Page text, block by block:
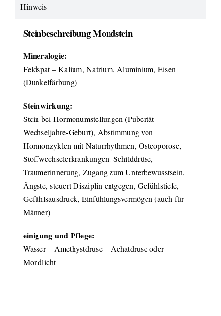
Hinweis
Steinbeschreibung Mondstein
Mineralogie:
Feldspat – Kalium, Natrium, Aluminium, Eisen
(Dunkelfärbung)
Steinwirkung:
Stein bei Hormonumstellungen (Pubertät-
Wechseljahre-Geburt), Abstimmung von
Hormonzyklen mit Naturrhythmen, Osteoporose,
Stoffwechselerkrankungen, Schilddrüse,
Traumerinnerung, Zugang zum Unterbewusstsein,
Ängste, steuert Disziplin entgegen, Gefühlstiefe,
Gefühlsausdruck, Einfühlungsvermögen (auch für
Männer)
einigung und Pflege:
Wasser – Amethystdruse – Achatdruse oder
Mondlicht